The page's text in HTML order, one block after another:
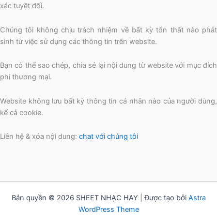
xác tuyệt đối.
Chúng tôi không chịu trách nhiệm về bất kỳ tổn thất nào phát
sinh từ việc sử dụng các thông tin trên website.
Bạn có thể sao chép, chia sẻ lại nội dung từ website với mục đích
phi thương mại.
Website không lưu bất kỳ thông tin cá nhân nào của người dùng,
kể cả cookie.
Liên hệ & xóa nội dung: chat với chúng tôi
Bản quyền © 2026 SHEET NHẠC HAY | Được tạo bởi Astra
WordPress Theme